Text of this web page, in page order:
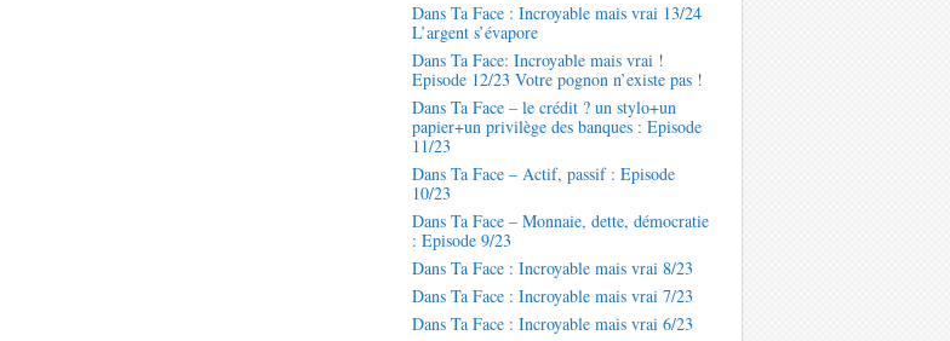
Dans Ta Face : Incroyable mais vrai 13/24
L’argent s’évapore
Dans Ta Face: Incroyable mais vrai !
Episode 12/23 Votre pognon n’existe pas !
Dans Ta Face – le crédit ? un stylo+un
papier+un privilège des banques : Episode
11/23
Dans Ta Face – Actif, passif : Episode
10/23
Dans Ta Face – Monnaie, dette, démocratie
: Episode 9/23
Dans Ta Face : Incroyable mais vrai 8/23
Dans Ta Face : Incroyable mais vrai 7/23
Dans Ta Face : Incroyable mais vrai 6/23